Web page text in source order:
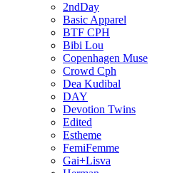
2ndDay
Basic Apparel
BTF CPH
Bibi Lou
Copenhagen Muse
Crowd Cph
Dea Kudibal
DAY
Devotion Twins
Edited
Estheme
FemiFemme
Gai+Lisva